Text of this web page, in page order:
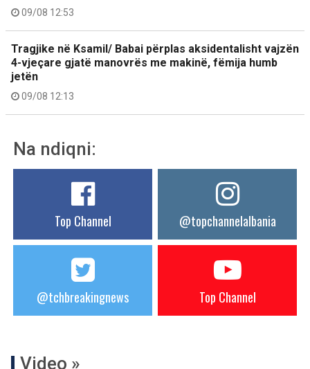
09/08 12:53
Tragjike në Ksamil/ Babai përplas aksidentalisht vajzën
4-vjeçare gjatë manovrës me makinë, fëmija humb
jetën
09/08 12:13
Na ndiqni:
Top Channel @topchannelalbania
@tchbreakingnews Top Channel
Video »